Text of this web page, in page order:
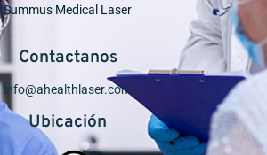
Summus Medical Laser
Contactanos
info@ahealthlaser.com
Ubicación